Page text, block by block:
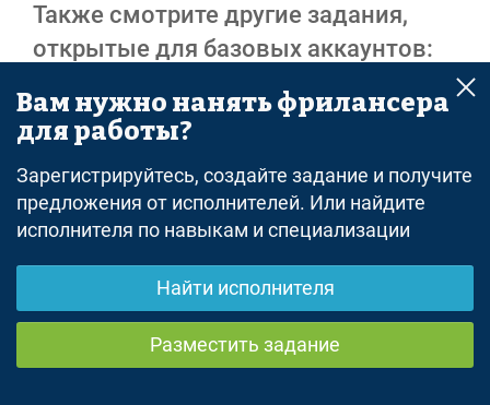
Также смотрите другие задания,
открытые для базовых аккаунтов:
все задания - удаленная работа
© freelance.ru
Вам нужно нанять фрилансера
для работы?
Зарегистрируйтесь, создайте задание и получите
предложения от исполнителей. Или найдите
исполнителя по навыкам и специализации
Найти исполнителя
Разместить задание